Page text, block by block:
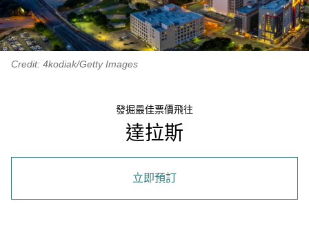
Credit: 4kodiak/Getty Images
發掘最佳票價飛往
達拉斯
立即預訂